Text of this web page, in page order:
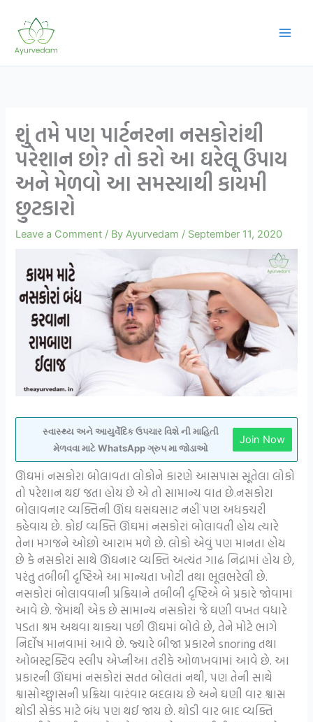
content
શું તમે પણ પાર્ટનરના નસકોરાંથી
પરેશાન છો? તો કરો આ ઘરેલૂ ઉપાય
અને મેળવો આ સમસ્યાથી કાયમી
છુટકારો
Leave a Comment / ByAyurvedam / September 11, 2020
સ્વાસ્થ્ય અને આયુર્વેદિક ઉપચાર વિશે ની માહિતી
મેળવવા માટે WhatsApp ગ્રુપ મા જોડાઓ
Join Now
ઊંઘમાં નસકોરા બોલાવતા લોકોને કારણે આસપાસ સૂતેલા લોકો
તો પરેશાન થઇ જતા હોય છે એ તો સામાન્ય વાત છે.નસકોરા
બોલાવનાર વ્યક્તિની ઊંઘ ઘસઘસાટ નહીં પણ અધકચરી
કહેવાય છે. કોઈ વ્યક્તિ ઊંઘમાં નસકોરાં બોલાવતી હોય ત્યારે
તેના મગજને ઓછો આરામ મળે છે. લોકો એવું પણ માનતા હોય
છે કે નસકોરાં સાથે ઊંઘનાર વ્યક્તિ અત્યંત ગાઢ નિદ્રામાં હોય છે,
પરંતુ તબીબી દૃષ્ટિએ આ માન્યતા ખોટી તથા ભૂલભરેલી છે.
નસકોરાં બોલાવવાની પ્રક્રિયાને તબીબી દૃષ્ટિએ બે પ્રકારે જોવામાં
આવે છે. જેમાંથી એક છે સામાન્ય નસકોરાં જે ઘણી વખત વધારે
પડતા શ્રમ અથવા થાક્યા પછી ઊંઘમાં બોલે છે, તેને મોટે ભાગે
નિર્દોષ માનવામાં આવે છે. જ્યારે બીજા પ્રકારને snoring તથા
ઓબસ્ટ્રક્ટિવ સ્લીપ એપ્નીઆ તરીકે ઓળખવામાં આવે છે. આ
પ્રકારની ઊંઘમાં નસકોરાં સતત બોલતાં નથી, પણ તેની સાથે
શ્વાસોચ્છ્વાસની પ્રક્રિયા વારંવાર બદલાય છે અને ઘણી વાર શ્વાસ
થોડી સેકંડ માટે બંધ પણ થઈ જાય છે. થોડી વાર બાદ વ્યક્તિ